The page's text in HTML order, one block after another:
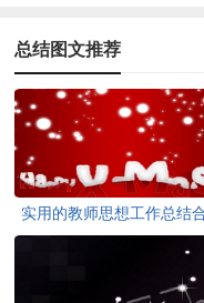
总结图文推荐
实用的教师思想工作总结